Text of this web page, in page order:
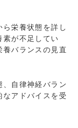
栄養状態を詳し
素が不足してい
養バランスの見直
、自律神経バラン
なアドバイスを受